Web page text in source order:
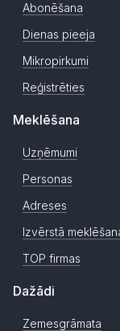
Abonēšana
Dienas pieeja
Mikropirkumi
Reģistrēties
Meklēšana
Uzņēmumi
Personas
Adreses
Izvērstā
TOP firmas
Dažādi
Zemesgrāmata